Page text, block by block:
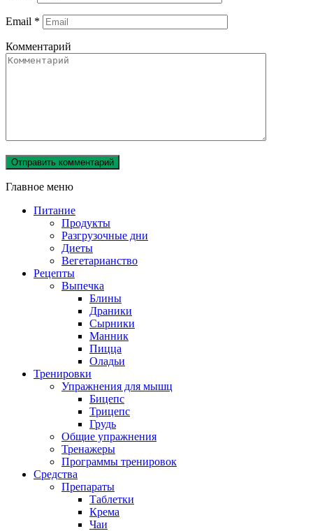
Email *
Комментарий
Главное меню
Питание
Продукты
Разгрузочные дни
Диеты
Вегетарианство
Рецепты
Выпечка
Блины
Драники
Сырники
Манник
Пицца
Оладьи
Тренировки
Упражнения для мышц
Бицепс
Трицепс
Грудь
Общие упражнения
Тренажеры
Программы тренировок
Средства
Препараты
Таблетки
Крема
Чаи